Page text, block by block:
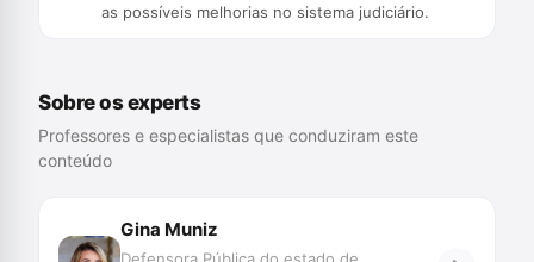
as possíveis melhorias no sistema judiciário.
Sobre os experts
Professores e especialistas que conduziram este
conteúdo
Gina Muniz